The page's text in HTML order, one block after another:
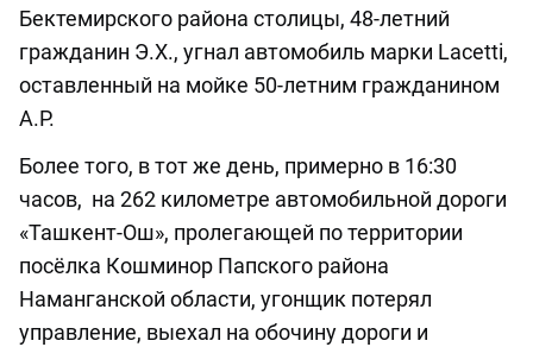
Бектемирского района столицы, 48-летний
гражданин Э.Х., угнал автомобиль марки Lacetti,
оставленный на мойке 50-летним гражданином
А.Р.
Более того, в тот же день, примерно в 16:30
часов, на 262 километре автомобильной дороги
«Ташкент-Ош», пролегающей по территории
посёлка Кошминор Папского района
Наманганской области, угонщик потерял
управление, выехал на обочину дороги и